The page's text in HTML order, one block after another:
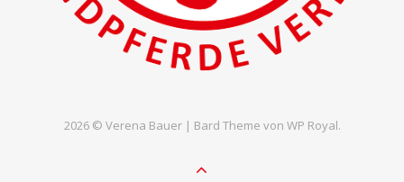
2026 © Verena Bauer | Bard Theme von WP Royal.